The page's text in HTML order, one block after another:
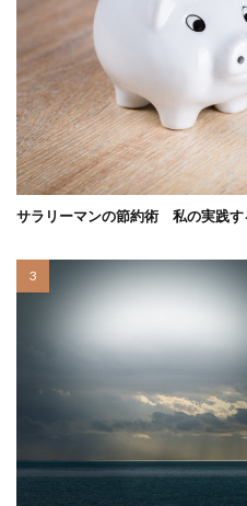
サラリーマンの節約術 私の実践す